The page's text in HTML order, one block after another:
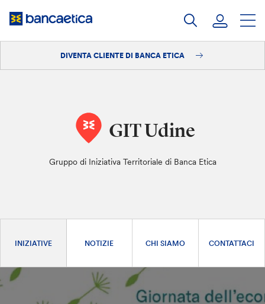
DIVENTA CLIENTE DI BANCA ETICA
GIT Udine
Gruppo di Iniziativa Territoriale di Banca Etica
INIZIATIVE NOTIZIE CHI SIAMO CONTATTACI